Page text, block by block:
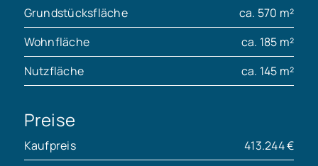
Grundstücksfläche
ca. 570 m²
Wohnfläche
ca. 185 m²
Nutzfläche
ca. 145 m²
Preise
Kaufpreis
413.244 €